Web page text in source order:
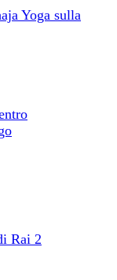
Yoga sulla
Rai 2